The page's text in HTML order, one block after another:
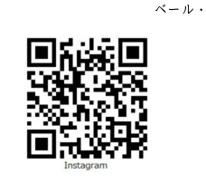
ベール・ファ